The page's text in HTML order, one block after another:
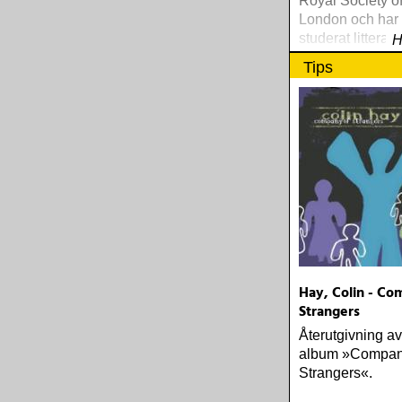
London och
studerat
och grekiska
i Lund
Tips
Hay, Colin -
Strangers
Återutgivning
album
Strangers«.